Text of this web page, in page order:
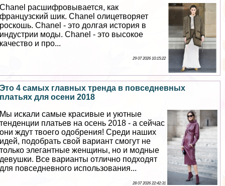
Chanel расшифровывается, как
французский шик. Chanel олицетворяет
роскошь. Chanel - это долгая история в
индустрии моды. Chanel - это высокое
качество и про...
29 07 2026 10:15:22
Это 4 самых главных тренда в повседневных
платьях для осени 2018
Мы искали самые красивые и уютные
тенденции платьев на осень 2018 - а сейчас
они ждут твоего одобрения! Среди наших
идей, подобрать свой вариант смогут не
только элегантные женщины, но и модные
дeвyшки. Все варианты отлично подходят
для повседневного использования...
28 07 2026 22:42:31